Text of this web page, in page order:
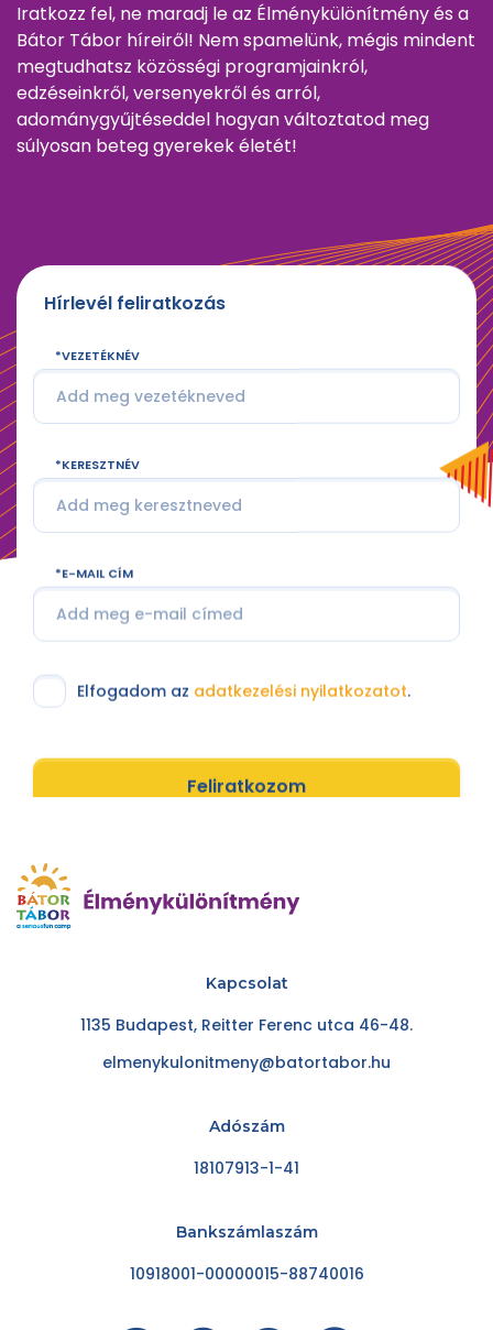
Iratkozz fel, ne maradj le az Élménykülönítmény és a
Bátor Tábor híreiről! Nem spamelünk, mégis mindent
megtudhatsz közösségi programjainkról,
edzéseinkről, versenyekről és arról,
adománygyűjtéseddel hogyan változtatod meg
súlyosan beteg gyerekek életét!
Hírlevél feliratkozás
VEZETÉKNÉV
KERESZTNÉV
E-MAIL CÍM
Elfogadom az adatkezelési nyilatkozatot.
Feliratkozom
Kapcsolat
1135 Budapest, Reitter Ferenc utca 46-48.
elmenykulonitmeny@batortabor.hu
Adószám
18107913-1-41
Bankszámlaszám
10918001-00000015-88740016